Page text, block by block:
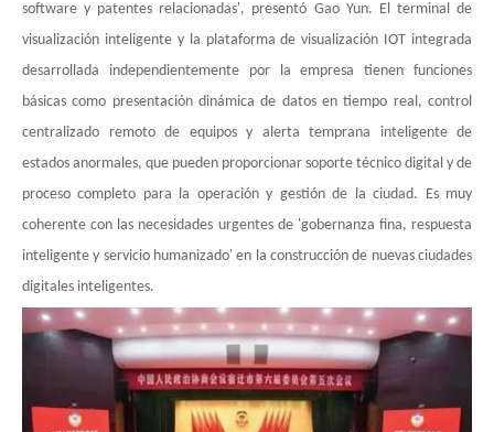
software y patentes relacionadas', presentó Gao Yun. El terminal de
visualización inteligente y la plataforma de visualización IOT integrada
desarrollada independientemente por la empresa tienen funciones
básicas como presentación dinámica de datos en tiempo real, control
centralizado remoto de equipos y alerta temprana inteligente de
estados anormales, que pueden proporcionar soporte técnico digital y de
proceso completo para la operación y gestión de la ciudad. Es muy
coherente con las necesidades urgentes de 'gobernanza fina, respuesta
inteligente y servicio humanizado' en la construcción de nuevas ciudades
digitales inteligentes.